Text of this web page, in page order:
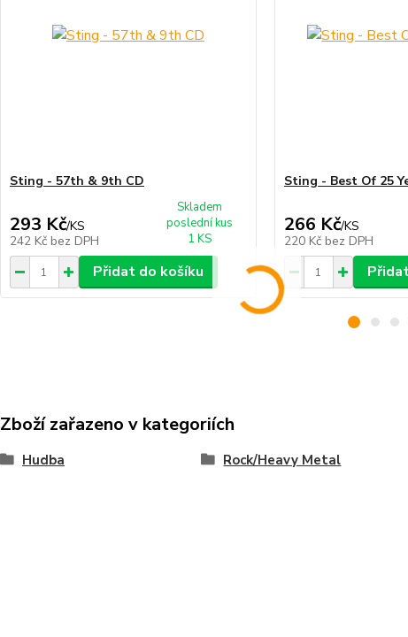
Sting - 57th & 9th CD
293 Kč/KS
242 Kč bez DPH
Skladem
poslední kus
1 KS
Přidat do košíku
Sting - Best Of 25
266 Kč/KS
220 Kč bez DPH
Zboží zařazeno v kategoriích
Hudba Rock/Heavy Metal